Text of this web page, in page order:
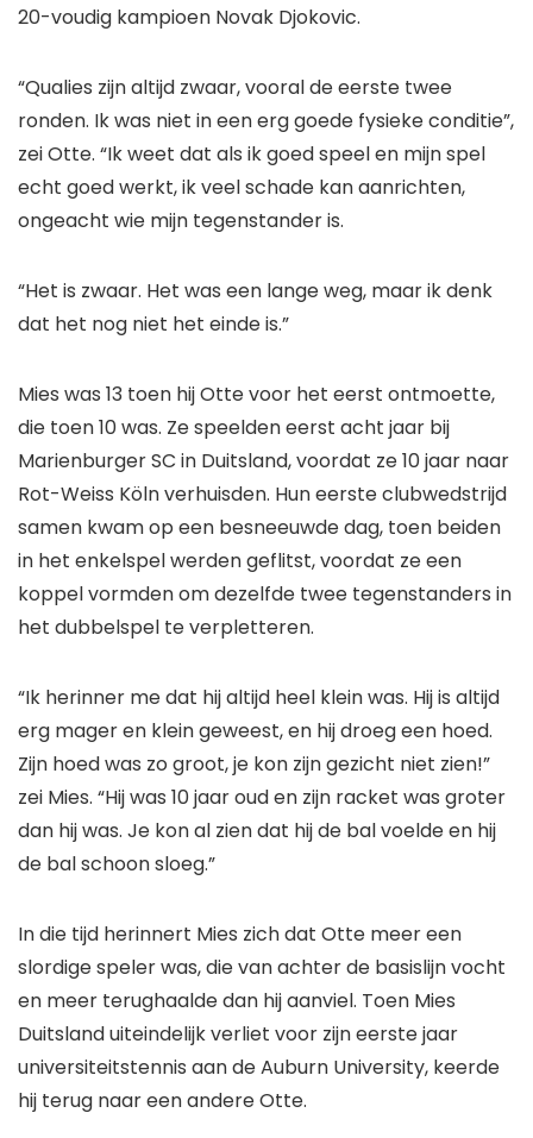
20-voudig kampioen Novak Djokovic.
“Qualies zijn altijd zwaar, vooral de eerste twee
ronden. Ik was niet in een erg goede fysieke conditie”,
zei Otte. “Ik weet dat als ik goed speel en mijn spel
echt goed werkt, ik veel schade kan aanrichten,
ongeacht wie mijn tegenstander is.
“Het is zwaar. Het was een lange weg, maar ik denk
dat het nog niet het einde is.”
Mies was 13 toen hij Otte voor het eerst ontmoette,
die toen 10 was. Ze speelden eerst acht jaar bij
Marienburger SC in Duitsland, voordat ze 10 jaar naar
Rot-Weiss Köln verhuisden. Hun eerste clubwedstrijd
samen kwam op een besneeuwde dag, toen beiden
in het enkelspel werden geflitst, voordat ze een
koppel vormden om dezelfde twee tegenstanders in
het dubbelspel te verpletteren.
“Ik herinner me dat hij altijd heel klein was. Hij is altijd
erg mager en klein geweest, en hij droeg een hoed.
Zijn hoed was zo groot, je kon zijn gezicht niet zien!”
zei Mies. “Hij was 10 jaar oud en zijn racket was groter
dan hij was. Je kon al zien dat hij de bal voelde en hij
de bal schoon sloeg.”
In die tijd herinnert Mies zich dat Otte meer een
slordige speler was, die van achter de basislijn vocht
en meer terughaalde dan hij aanviel. Toen Mies
Duitsland uiteindelijk verliet voor zijn eerste jaar
universiteitstennis aan de Auburn University, keerde
hij terug naar een andere Otte.